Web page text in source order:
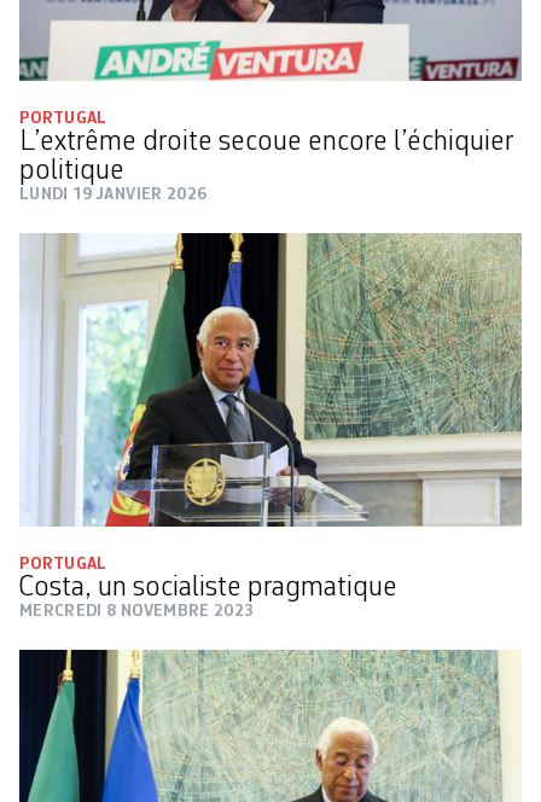
PORTUGAL
L’extrême droite secoue encore l’échiquier
politique
LUNDI 19 JANVIER 2026
PORTUGAL
Costa, un socialiste pragmatique
MERCREDI 8 NOVEMBRE 2023